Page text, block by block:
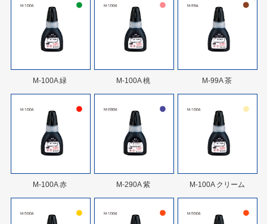
M-100A 緑 M-100A 桃 M-99A 茶
M-100A 赤 M-290A 紫 M-100A クリーム